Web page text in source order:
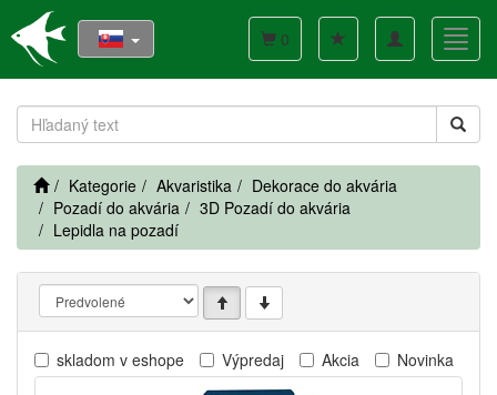
Toggle
navigation
0
Kategorie Akvaristika
Dekorace do akvária
Pozadí do akvária
3D Pozadí do akvária
Lepidla na pozadí
skladom v eshope Výpredaj Akcia Novinka